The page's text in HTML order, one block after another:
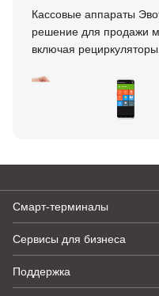
Кассовые аппараты
решение для продажи
включая
помещениях, подлежат
соответствии с
Маркировка
процесс продажи
поддерживают
системой маркировки,
процесс ввода данных
с человеческим
касса автоматически
Смарт-терминалы
Сервисы для бизнеса
Поддержка